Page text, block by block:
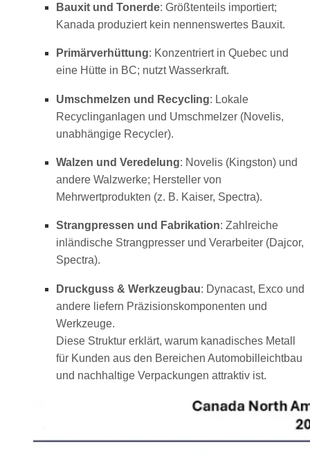
Bauxit und Tonerde: Größtenteils importiert;
Kanada produziert kein nennenswertes Bauxit.
Primärverhüttung: Konzentriert in Quebec und
eine Hütte in BC; nutzt Wasserkraft.
Umschmelzen und Recycling: Lokale
Recyclinganlagen und Umschmelzer (Novelis,
unabhängige Recycler).
Walzen und Veredelung: Novelis (Kingston) und
andere Walzwerke; Hersteller von
Mehrwertprodukten (z. B. Kaiser, Spectra).
Strangpressen und Fabrikation: Zahlreiche
inländische Strangpresser und Verarbeiter (Dajcor,
Spectra).
Druckguss & Werkzeugbau: Dynacast, Exco und
andere liefern Präzisionskomponenten und
Werkzeuge.
Diese Struktur erklärt, warum kanadisches Metall
für Kunden aus den Bereichen Automobilleichtbau
und nachhaltige Verpackungen attraktiv ist.